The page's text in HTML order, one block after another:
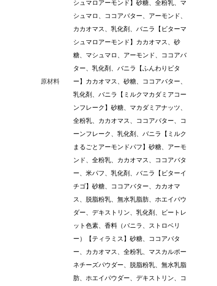
原材料
シュマロアーモンド】砂糖、全粉乳、マ
シュマロ、ココアバター、アーモンド、
カカオマス、乳化剤、バニラ【ビターマ
シュマロアーモンド】カカオマス、砂
糖、マシュマロ、アーモンド、ココアバ
ター、乳化剤、バニラ【ふんわりビタ
ー】カカオマス、砂糖、ココアバター、
乳化剤、バニラ【ミルクマカダミアコー
ンフレーク】砂糖、マカダミアナッツ、
全粉乳、カカオマス、ココアバター、コ
ーンフレーク、乳化剤、バニラ【ミルク
まるごとアーモンドパフ】砂糖、アーモ
ンド、全粉乳、カカオマス、ココアバタ
ー、米パフ、乳化剤、バニラ【ビターイ
チゴ】砂糖、ココアバター、カカオマ
ス、脱脂粉乳、無水乳脂肪、ホエイパウ
ダー、デキストリン、乳化剤、ビートレ
ット色素、香料（バニラ、ストロベリ
ー）【ティラミス】砂糖、ココアバタ
ー、カカオマス、全粉乳、マスカルポー
ネチーズパウダー、脱脂粉乳、無水乳脂
肪、ホエイパウダー、デキストリン、コ